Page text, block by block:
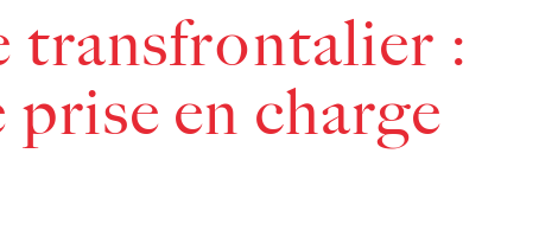
transfrontalier :
en charge